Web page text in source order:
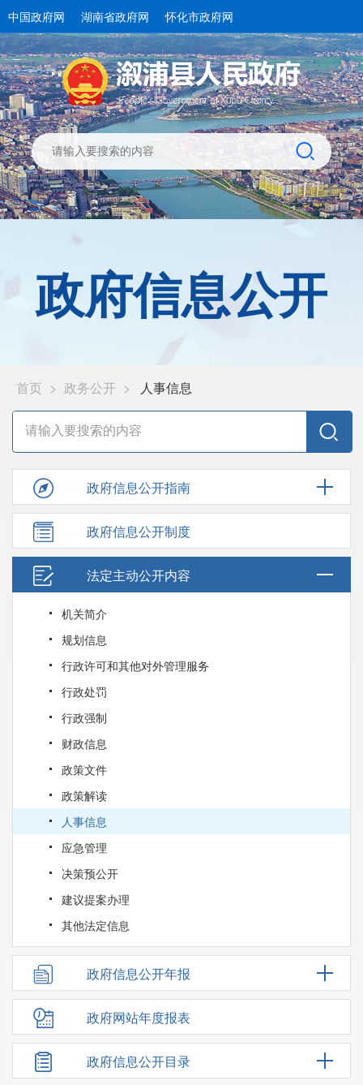
中国政府网 湖南省政府网 怀化市政府网
政府信息公开
首页 > 政务公开 > 人事信息
政府信息公开指南
政府信息公开制度
法定主动公开内容
机关简介
规划信息
行政许可和其他对外管理服务
行政处罚
行政强制
财政信息
政策文件
政策解读
人事信息
应急管理
决策预公开
建议提案办理
其他法定信息
政府信息公开年报
政府网站年度报表
政府信息公开目录